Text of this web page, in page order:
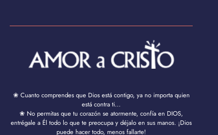
❀ Cuanto comprendes que Dios está contigo, ya no importa quien
está contra ti...
❀ No permitas que tu corazón se atormente, confía en DIOS,
entrégale a Él todo lo que te preocupa y déjalo en sus manos. ¡Dios
puede hacer todo, menos fallarte!